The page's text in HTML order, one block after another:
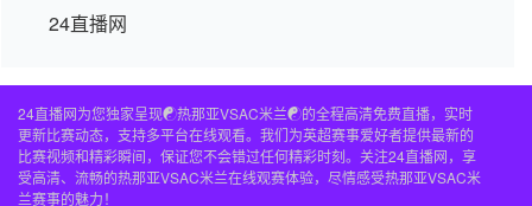
24直播网
24直播网为您独家呈现☯️热那亚VSAC米兰☯️的全程高清免费直播，实时
更新比赛动态，支持多平台在线观看。我们为英超赛事爱好者提供最新的
比赛视频和精彩瞬间，保证您不会错过任何精彩时刻。关注24直播网，享
受高清、流畅的热那亚VSAC米兰在线观赛体验，尽情感受热那亚VSAC米
兰赛事的魅力！